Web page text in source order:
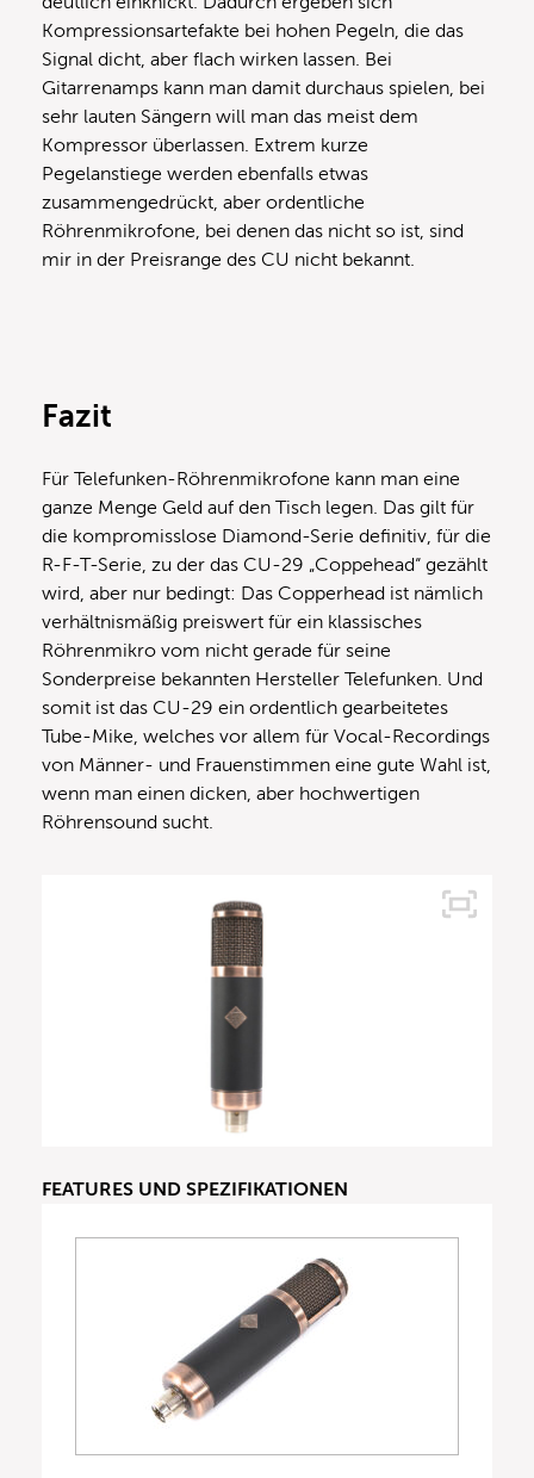
Kompressionsartefakte bei hohen Pegeln, die das
Signal dicht, aber flach wirken lassen. Bei
Gitarrenamps kann man damit durchaus spielen, bei
sehr lauten Sängern will man das meist dem
Kompressor überlassen. Extrem kurze
Pegelanstiege werden ebenfalls etwas
zusammengedrückt, aber ordentliche
Röhrenmikrofone, bei denen das nicht so ist, sind
mir in der Preisrange des CU nicht bekannt.
Fazit
Für Telefunken-Röhrenmikrofone kann man eine
ganze Menge Geld auf den Tisch legen. Das gilt für
die kompromisslose Diamond-Serie definitiv, für die
R-F-T-Serie, zu der das CU-29 „Coppehead“ gezählt
wird, aber nur bedingt: Das Copperhead ist nämlich
verhältnismäßig preiswert für ein klassisches
Röhrenmikro vom nicht gerade für seine
Sonderpreise bekannten Hersteller Telefunken. Und
somit ist das CU-29 ein ordentlich gearbeitetes
Tube-Mike, welches vor allem für Vocal-Recordings
von Männer- und Frauenstimmen eine gute Wahl ist,
wenn man einen dicken, aber hochwertigen
Röhrensound sucht.
FEATURES UND SPEZIFIKATIONEN